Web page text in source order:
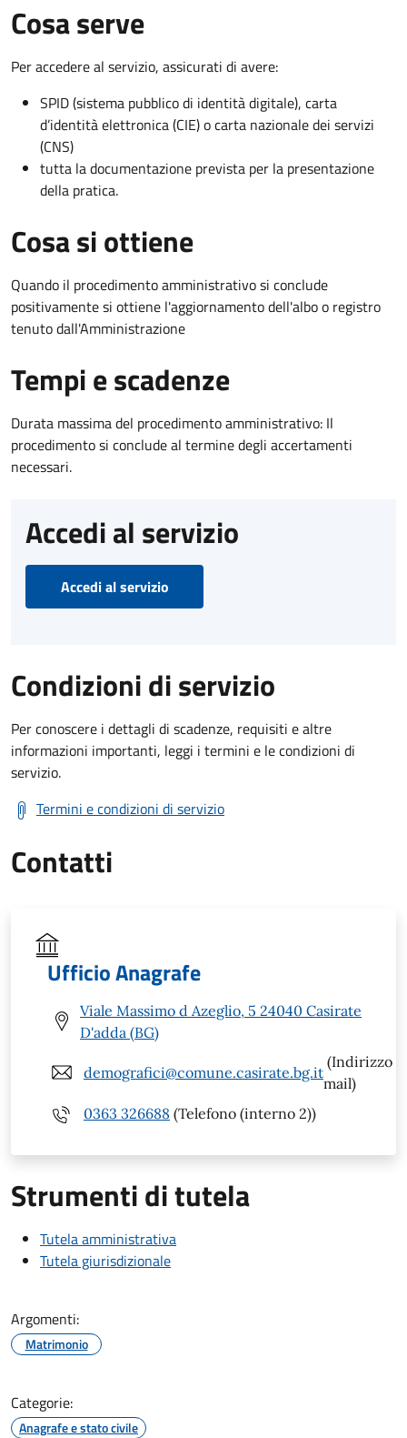
Cosa serve
Per accedere al servizio, assicurati di avere:
SPID (sistema pubblico di identità digitale), carta
d’identità elettronica (CIE) o carta nazionale dei servizi
(CNS)
tutta la documentazione prevista per la presentazione
della pratica.
Cosa si ottiene
Quando il procedimento amministrativo si conclude
positivamente si ottiene l'aggiornamento dell'albo o registro
tenuto dall'Amministrazione
Tempi e scadenze
Durata massima del procedimento amministrativo: Il
procedimento si conclude al termine degli accertamenti
necessari.
Accedi al servizio
Accedi al servizio
Condizioni di servizio
Per conoscere i dettagli di scadenze, requisiti e altre
informazioni importanti, leggi i termini e le condizioni di
servizio.
Termini e condizioni di servizio
Contatti
Ufficio Anagrafe
Viale Massimo d Azeglio, 5 24040 Casirate
D'adda (BG)
demografici@comune.casirate.bg.it
(Indirizzo
mail)
0363 326688 (Telefono (interno 2))
Strumenti di tutela
Tutela amministrativa
Tutela giurisdizionale
Argomenti:
Matrimonio
Categorie:
Anagrafe e stato civile